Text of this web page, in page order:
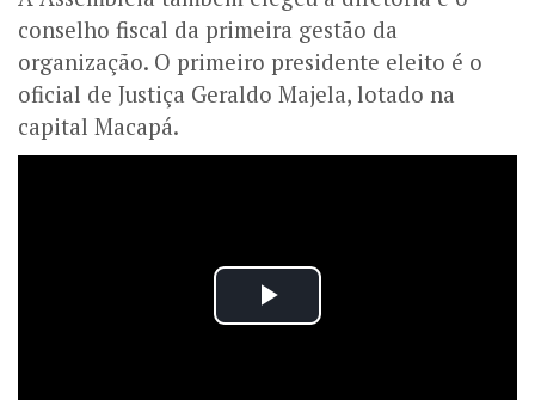
conselho fiscal da primeira gestão da
organização. O primeiro presidente eleito é o
oficial de Justiça Geraldo Majela, lotado na
capital Macapá.